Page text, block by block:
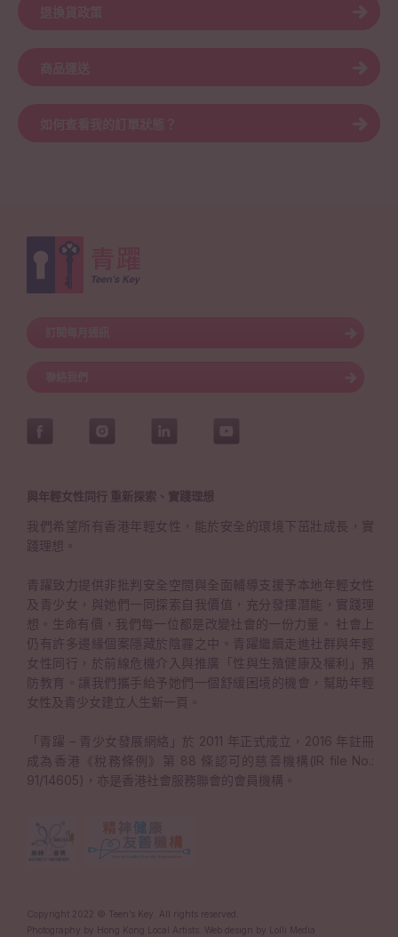
與年輕女性同行 重新探索、實踐理想
我們希望所有香港年輕女性，能於安全的環境下茁壯成長，實
踐理想。
青躍致力提供非批判安全空間與全面輔導支援予本地年輕女性
及青少女，與她們一同探索自我價值，充分發揮潛能，實踐理
想。生命有價，我們每一位都是改變社會的一份力量。 社會上
仍有許多邊緣個案隱藏於陰霾之中。青躍繼續走進社群與年輕
女性同行，於前線危機介入與推廣「性與生殖健康及權利」預
防教育。讓我們攜手給予她們一個舒緩困境的機會，幫助年輕
女性及青少女建立人生新一頁。
「青躍 – 青少女發展網絡」於 2011 年正式成立，2016 年註冊
成為香港《稅務條例》第 88 條認可的慈善機構(IR file No.:
91/14605)，亦是香港社會服務聯會的會員機構。
Copyright 2022 © Teen’s Key. All rights reserved.
Photography by Hong Kong Local Artists
. Web design by Lolli Media